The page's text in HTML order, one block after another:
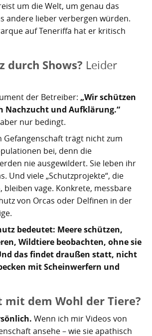
um die Welt, um genau das
andere lieber verbergen würden.
auf Teneriffa hat er kritisch
durch Shows? Leider
der Betreiber: „Wir schützen
Nachzucht und Aufklärung.“
nur bedingt.
Gefangenschaft trägt nicht zum
bei, denn die
nie ausgewildert. Sie leben ihr
Und viele „Schutzprojekte“, die
bleiben vage. Konkrete, messbare
von Orcas oder Delfinen in der
bedeutet: Meere schützen,
Wildtiere beobachten, ohne sie
das findet draußen statt, nicht
mit Scheinwerfern und
mit dem Wohl der Tiere?
Wenn ich mir Videos von
ansehe – wie sie apathisch